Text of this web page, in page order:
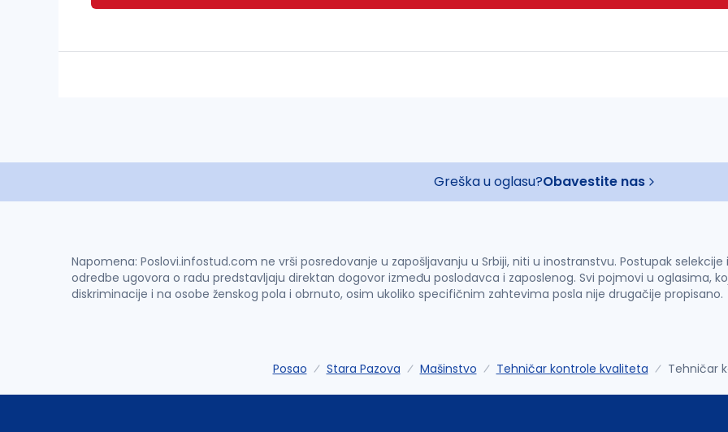
Greška u oglasu?Obavestite nas
Napomena: Poslovi.infostud.com ne vrši posredovanje u zapošljavanju u Srbiji, niti u inostranstvu. Postupak
odredbe ugovora o radu predstavljaju direktan dogovor između poslodavca i zaposlenog. Svi pojmovi u oglasima,
diskriminacije i na osobe ženskog pola i obrnuto, osim ukoliko specifičnim zahtevima posla nije drugačije propisano.
Posao Stara Pazova Mašinstvo Tehničar kontrole kvaliteta Tehničar